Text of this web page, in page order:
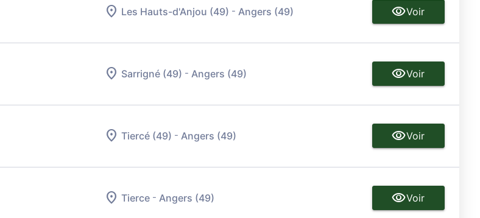
Les Hauts-d'Anjou (49) - Angers (49) Voir
Sarrigné (49) - Angers (49) Voir
Tiercé (49) - Angers (49) Voir
Tierce- Angers (49) Voir